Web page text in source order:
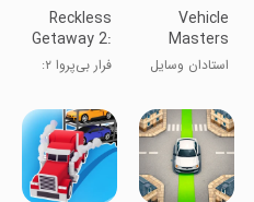
Vehicle
Masters
استادان وسایل
Reckless
Getaway 2:
Car Chase
فرار بی‌پروا ۲: